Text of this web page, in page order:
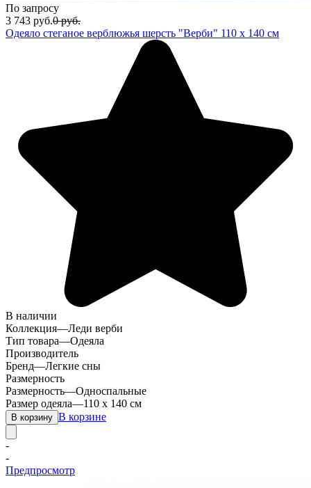
По запросу
3 743 руб.0 руб.
Одеяло стеганое верблюжья шерсть "Верби" 110 х 140 см
В наличии
Коллекция—Леди верби
Тип товара—Одеяла
Производитель
Бренд—Легкие сны
Размерность
Размерность—Односпальные
Размер одеяла—110 х 140 см
В корзину В корзине
-
-
Предпросмотр